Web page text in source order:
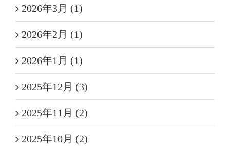
2026年3月 (1)
2026年2月 (1)
2026年1月 (1)
2025年12月 (3)
2025年11月 (2)
2025年10月 (2)